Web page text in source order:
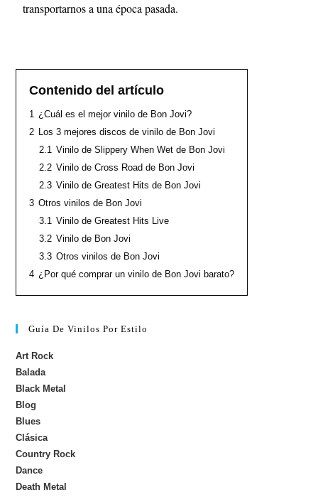
transportarnos a una época pasada.
Contenido del artículo
1 ¿Cuál es el mejor vinilo de Bon Jovi?
2 Los 3 mejores discos de vinilo de Bon Jovi
2.1 Vinilo de Slippery When Wet de Bon Jovi
2.2 Vinilo de Cross Road de Bon Jovi
2.3 Vinilo de Greatest Hits de Bon Jovi
3 Otros vinilos de Bon Jovi
3.1 Vinilo de Greatest Hits Live
3.2 Vinilo de Bon Jovi
3.3 Otros vinilos de Bon Jovi
4 ¿Por qué comprar un vinilo de Bon Jovi barato?
Guía De Vinilos Por Estilo
Art Rock
Balada
Black Metal
Blog
Blues
Clásica
Country Rock
Dance
Death Metal